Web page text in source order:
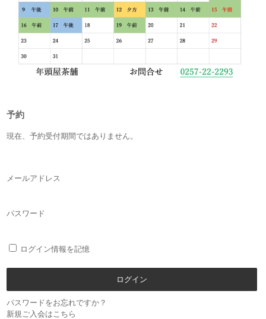
予約
現在、予約受付期間ではありません。
メールアドレス
パスワード
ログイン情報を記憶
パスワードをお忘れですか？
新規ご入会はこちら